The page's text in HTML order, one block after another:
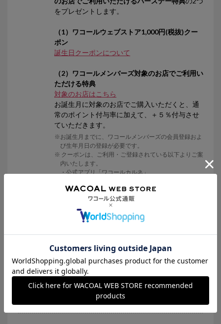
をプレゼントします。
（1）ワコールウェブストア1,000円(税抜)クー
ポン
誕生日クーポンについて
（2）ワコールメンバーズ対象のお店でご利用い
ただける特典
対象のお店はこちら
お誕生月に対象のお店でご購入いただくと、通
常のポイント付与率に加えて、＋５％付与させ
ていただきます。
お誕生月までに、ワコールメンバーズの会員登録およ
び生年月日の登録が必要です。
クーポンは、ご利用・ご登録されている以下よりご案
内いたします。
・公式アプリ「ワコールカルネ」
・ワコールウェブストアメールニュース
便利な履歴機能
購入履歴、試着履歴、採寸履歴、3Dボディデー
タの記録を時系列で管理
情報配信サービス
セール情報や会員限定イベントなどのお得な情